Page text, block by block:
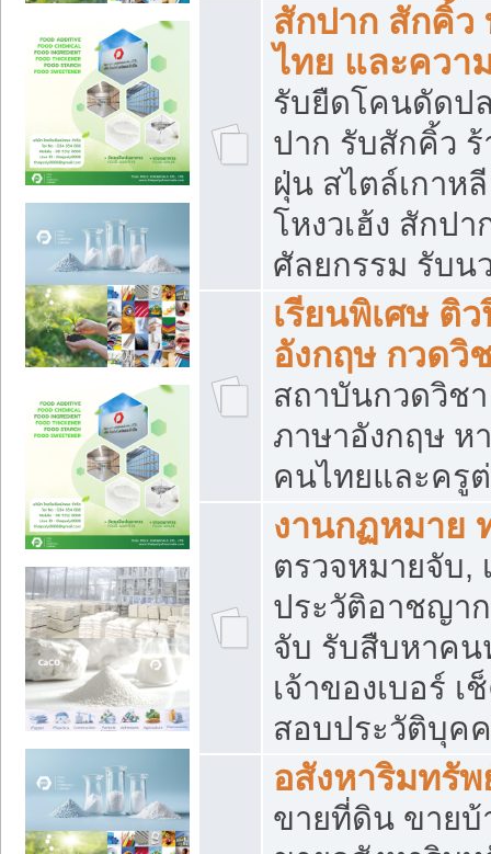
สักปาก สักคิ้
ไทย และควา
รับยืดโคนดัดป
ปาก รับสักคิ้ว
ฝุ่น สไตล์เกาห
โหงวเฮ้ง สักป
ศัลยกรรม รับน
เรียนพิเศษ ติ
อังกฤษ กวดวิ
สถาบันกวดวิช
ภาษาอังกฤษ ห
คนไทยและครู
งานกฏหมาย
ตรวจหมายจับ,
ประวัติอาชญา
จับ รับสืบหาคน
เจ้าของเบอร์
สอบประวัติบุค
อสังหาริมทรัพ
ขายที่ดิน ขายบ้